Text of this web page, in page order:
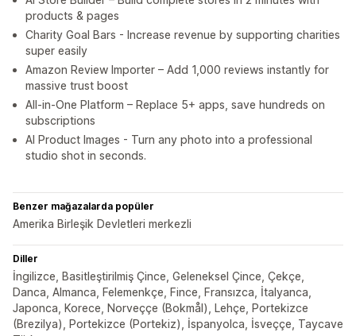
products & pages
Charity Goal Bars - Increase revenue by supporting charities
super easily
Amazon Review Importer – Add 1,000 reviews instantly for
massive trust boost
All-in-One Platform – Replace 5+ apps, save hundreds on
subscriptions
AI Product Images - Turn any photo into a professional
studio shot in seconds.
Benzer mağazalarda popüler
Amerika Birleşik Devletleri merkezli
Diller
İngilizce, Basitleştirilmiş Çince, Geleneksel Çince, Çekçe,
Danca, Almanca, Felemenkçe, Fince, Fransızca, İtalyanca,
Japonca, Korece, Norveççe (Bokmål), Lehçe, Portekizce
(Brezilya), Portekizce (Portekiz), İspanyolca, İsveççe, Taycave